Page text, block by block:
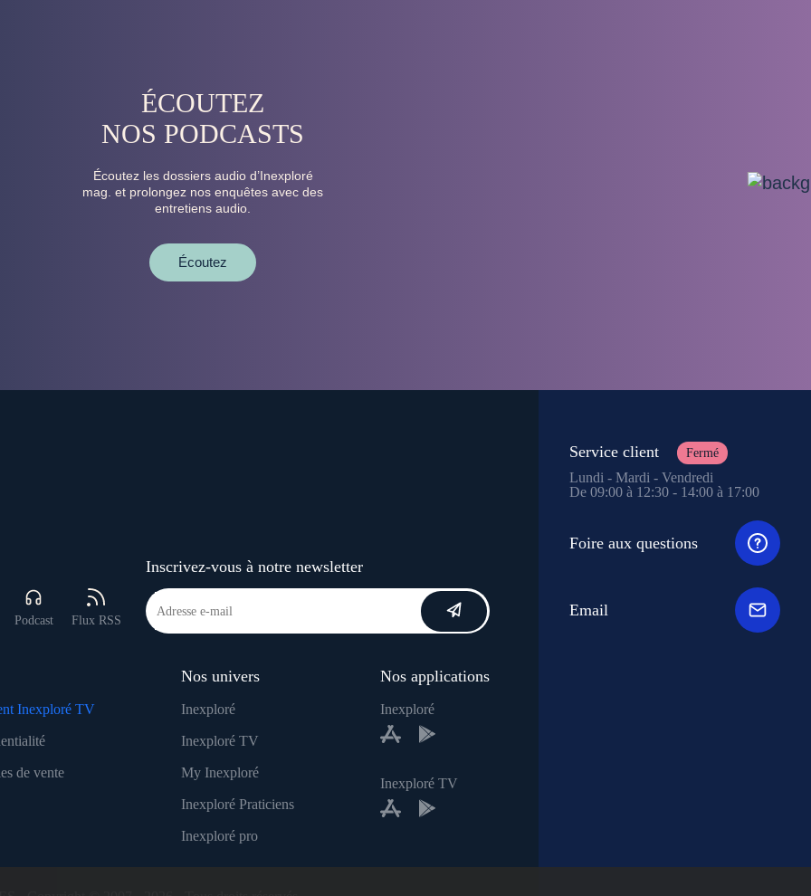
ÉCOUTEZ
NOS PODCASTS
Écoutez les dossiers audio d’Inexploré
mag. et prolongez nos enquêtes avec des
entretiens audio.
Écoutez
Podcast Flux RSS
Inscrivez-vous à notre newsletter
Inexploré TV
de vente
Nos univers
Inexploré
Inexploré TV
My Inexploré
Inexploré Praticiens
Inexploré pro
Nos applications
Inexploré
Inexploré TV
Service client Fermé
Lundi - Mardi - Vendredi
De 09:00 à 12:30 - 14:00 à 17:00
Foire aux questions
Email